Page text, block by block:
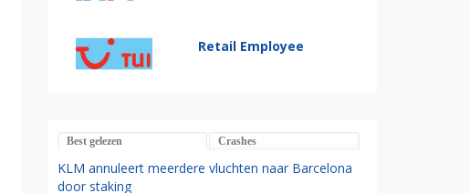
Retail Employee
Best gelezen Crashes
KLM annuleert meerdere vluchten naar Barcelona
door staking